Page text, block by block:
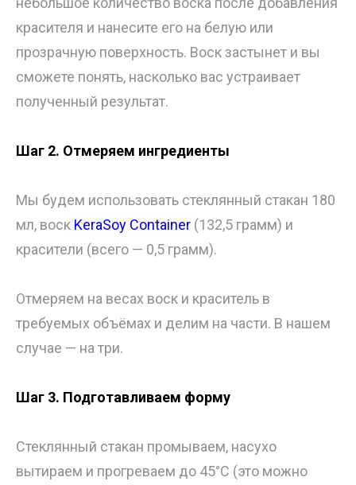
красителя и нанесите его на белую или
прозрачную поверхность. Воск застынет и вы
сможете понять, насколько вас устраивает
полученный результат.
Шаг 2. Отмеряем ингредиенты
Мы будем использовать стеклянный стакан 180
мл, воск KeraSoy Container (132,5 грамм) и
красители (всего — 0,5 грамм).
Отмеряем на весах воск и краситель в
требуемых объёмах и делим на части. В нашем
случае — на три.
Шаг 3. Подготавливаем форму
Стеклянный стакан промываем, насухо
вытираем и прогреваем до 45°C (это можно